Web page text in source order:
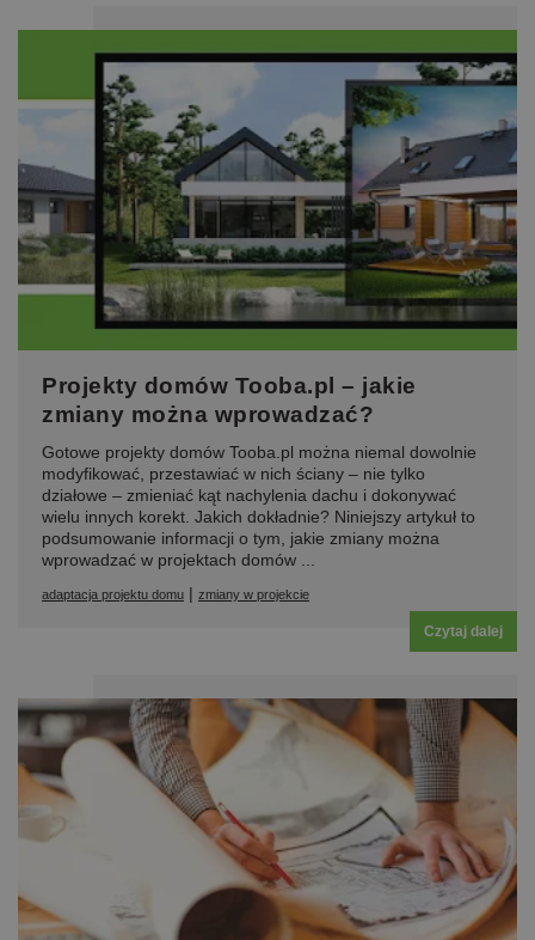
Projekty domów Tooba.pl – jakie
zmiany można wprowadzać?
Gotowe projekty domów Tooba.pl można niemal dowolnie
modyfikować, przestawiać w nich ściany – nie tylko
działowe – zmieniać kąt nachylenia dachu i dokonywać
wielu innych korekt. Jakich dokładnie? Niniejszy artykuł to
podsumowanie informacji o tym, jakie zmiany można
wprowadzać w projektach domów ...
adaptacja projektu domu | zmiany w projekcie
Czytaj dalej